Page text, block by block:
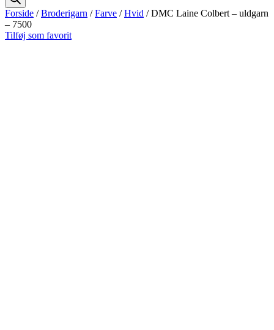
Forside /Broderigarn /Farve /Hvid / DMC Laine Colbert – uldgarn
– 7500
Tilføj som favorit